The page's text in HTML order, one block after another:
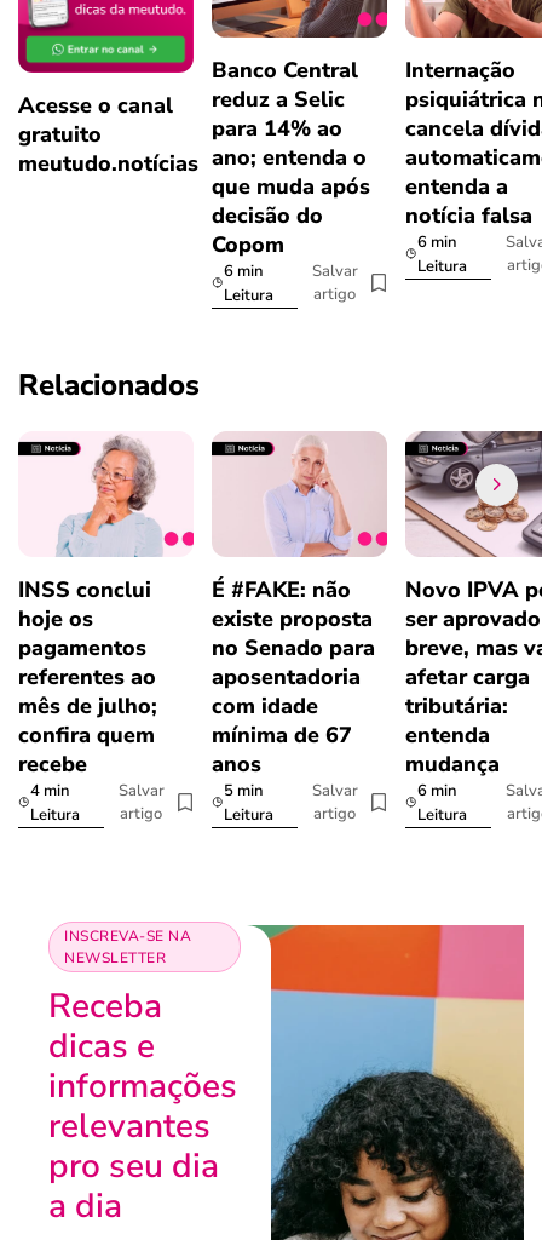
Acesse o canal
gratuito
meutudo.notícias
Banco Central
reduz a Selic
para 14% ao
ano; entenda o
que muda após
decisão do
Copom
6 min
Leitura
Salvar
artigo
Internação
psiquiátrica
cancela
entenda a
notícia falsa
6 min
Leitura
Relacionados
INSS conclui
hoje os
pagamentos
referentes ao
mês de julho;
confira quem
recebe
4 min
Leitura
Salvar
artigo
É #FAKE: não
existe proposta
no Senado para
aposentadoria
com idade
mínima de 67
anos
5 min
Leitura
Salvar
artigo
Novo IPVA
ser
breve, mas
afetar carga
tributária:
entenda
mudança
6 min
Leitura
INSCREVA-SE NA
NEWSLETTER
Receba
dicas e
informações
relevantes
pro seu dia
a dia